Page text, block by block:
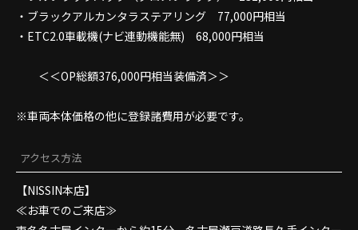
・ブラックアルカンタラステアリング 77,000円相当
・ETC2.0車載機(ナビ連動機能無) 68,000円相当
＜＜OP総額376,000円相当装備済＞＞
※車両本体価格の他に登録諸費用が必要です。
アクセス方法
【NISSIN本店】
≪お車でのご来店≫